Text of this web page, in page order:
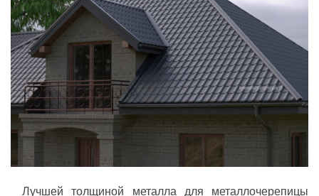
Лучшей толщиной металла для металлочерепицы